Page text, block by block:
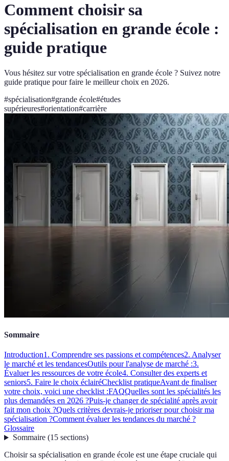
Comment choisir sa
spécialisation en grande école :
guide pratique
Vous hésitez sur votre spécialisation en grande école ? Suivez notre
guide pratique pour faire le meilleur choix en 2026.
#spécialisation#grande école#études
supérieures#orientation#carrière
Sommaire
Introduction1. Comprendre ses passions et compétences2. Analyser
le marché et les tendancesOutils pour l'analyse de marché :3.
Évaluer les ressources de votre école4. Consulter des experts et
seniors5. Faire le choix éclairéChecklist pratiqueAvant de finaliser
votre choix, voici une checklist :FAQQuelles sont les spécialités les
plus demandées en 2026 ?Puis-je changer de spécialité après avoir
fait mon choix ?Quels critères devrais-je prioriser pour choisir ma
spécialisation ?Comment évaluer les tendances du marché ?
Glossaire
Sommaire(15 sections)
Choisir sa spécialisation en grande école est une étape cruciale qui